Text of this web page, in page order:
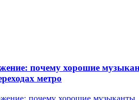
почему хорошие
метро